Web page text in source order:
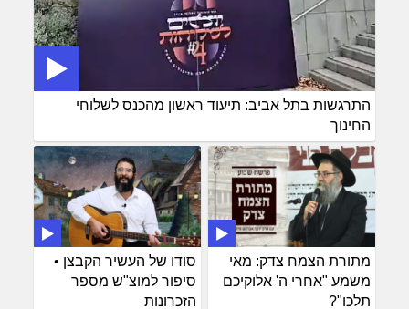
התרגשות בתל אביב: תיעוד ראשון מהכנס לשלוחי
החינוך
סודו של העשיר הקבצן •
סיפור למוצ"ש מספר
הזכרונות
מתורת הצמח צדק: מאי
משמע "אחרי ה' אלוקיכם
תלכו"?